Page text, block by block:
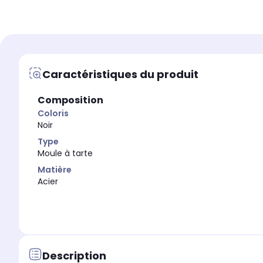
Caractéristiques du produit
Composition
Coloris
Noir
Type
Moule à tarte
Matière
Acier
Description